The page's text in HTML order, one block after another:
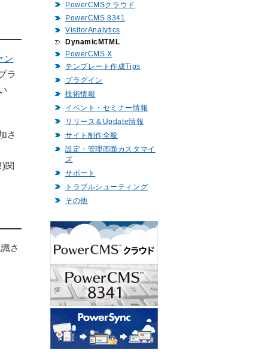
ン
ラ
さ
関
さ
PowerCMSクラウド
PowerCMS 8341
VisitorAnalytics
DynamicMTML
PowerCMS X
テンプレート作成Tips
プラグイン
技術情報
イベント・セミナー情報
リリース＆Update情報
サイト制作全般
設定・管理画面カスタマイ
ズ
サポート
トラブルシューティング
その他